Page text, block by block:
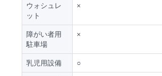
ウォシュレ
ット
×
障がい者用
駐車場
×
乳児用設備
○